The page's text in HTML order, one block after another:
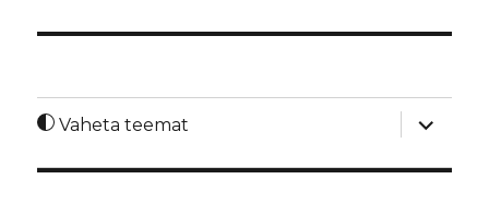
Vaheta teemat
laienda